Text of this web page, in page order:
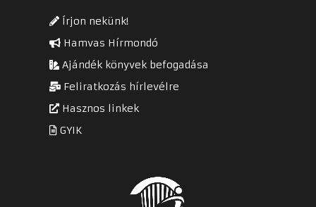
Írjon nekünk!
Hamvas Hírmondó
Ajándék könyvek befogadása
Feliratkozás hírlevélre
Hasznos linkek
GYIK